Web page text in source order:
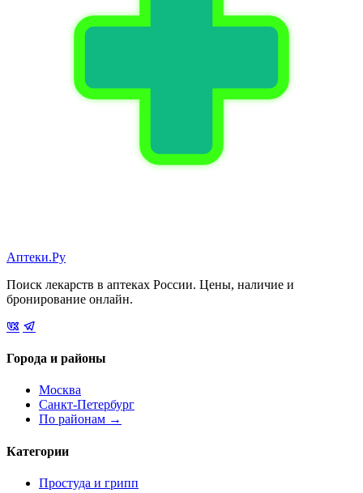
Аптеки.Ру
Поиск лекарств в аптеках России. Цены, наличие и
бронирование онлайн.
Города и районы
Москва
Санкт-Петербург
По районам →
Категории
Простуда и грипп